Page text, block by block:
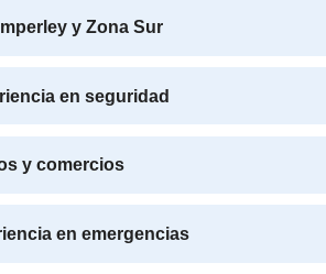
y Zona Sur
en seguridad
y comercios
en emergencias